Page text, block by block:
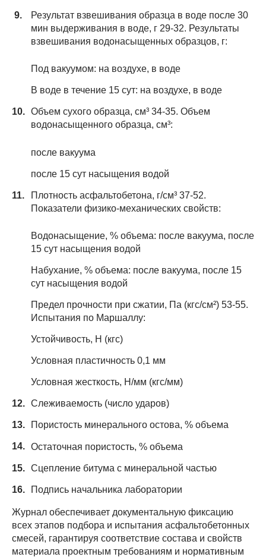
Результат взвешивания образца в воде после 30
мин выдерживания в воде, г 29-32. Результаты
взвешивания водонасыщенных образцов, г:
Под вакуумом: на воздухе, в воде
В воде в течение 15 сут: на воздухе, в воде
Объем сухого образца, см³ 34-35. Объем
водонасыщенного образца, см³:
после вакуума
после 15 сут насыщения водой
Плотность асфальтобетона, г/см³ 37-52.
Показатели физико-механических свойств:
Водонасыщение, % объема: после вакуума, после
15 сут насыщения водой
Набухание, % объема: после вакуума, после 15
сут насыщения водой
Предел прочности при сжатии, Па (кгс/см²) 53-55.
Испытания по Маршаллу:
Устойчивость, Н (кгс)
Условная пластичность 0,1 мм
Условная жесткость, Н/мм (кгс/мм)
Слеживаемость (число ударов)
Пористость минерального остова, % объема
Остаточная пористость, % объема
Сцепление битума с минеральной частью
Подпись начальника лаборатории
Журнал обеспечивает документальную фиксацию
всех этапов подбора и испытания асфальтобетонных
смесей, гарантируя соответствие состава и свойств
материала проектным требованиям и нормативным